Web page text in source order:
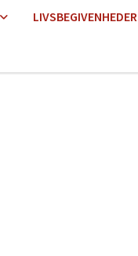
LIVSBEGIVENHEDER